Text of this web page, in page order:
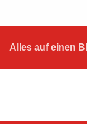
Alles auf einen